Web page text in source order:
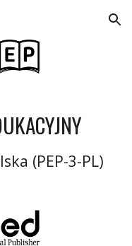
Skip to navigation
(PEP-3-PL)